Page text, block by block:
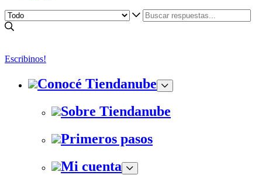
Escribinos!
Conocé Tiendanube
Sobre Tiendanube
Primeros pasos
Mi cuenta